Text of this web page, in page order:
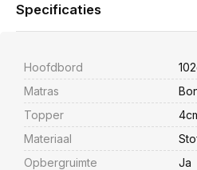
Specificaties
Hoofdbord
Matras
Topper
Materiaal
Opbergruimte
Ja